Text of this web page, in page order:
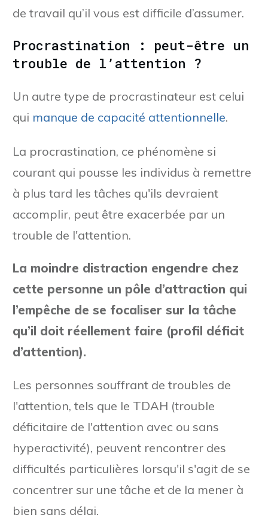
de travail qu’il vous est difficile d’assumer.
Procrastination : peut-être un
trouble de l’attention ?
Un autre type de procrastinateur est celui
qui manque de capacité attentionnelle.
La procrastination, ce phénomène si
courant qui pousse les individus à remettre
à plus tard les tâches qu'ils devraient
accomplir, peut être exacerbée par un
trouble de l'attention.
La moindre distraction engendre chez
cette personne un pôle d’attraction qui
l’empêche de se focaliser sur la tâche
qu’il doit réellement faire (profil déficit
d’attention).
Les personnes souffrant de troubles de
l'attention, tels que le TDAH (trouble
déficitaire de l'attention avec ou sans
hyperactivité), peuvent rencontrer des
difficultés particulières lorsqu'il s'agit de se
concentrer sur une tâche et de la mener à
bien sans délai.